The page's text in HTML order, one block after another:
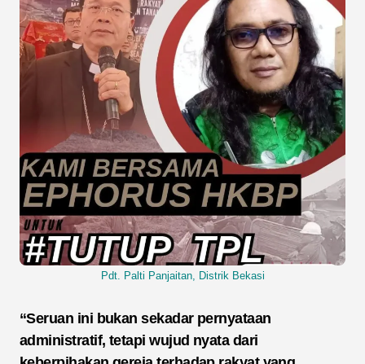
Pdt. Palti Panjaitan, Distrik Bekasi
“Seruan ini bukan sekadar pernyataan
administratif, tetapi wujud nyata dari